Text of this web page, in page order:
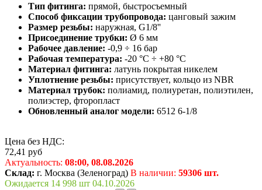
Тип фитинга: прямой, быстросъемный
Способ фиксации трубопровода: цанговый зажим
Размер резьбы: наружная, G1/8''
Присоединение трубки: Ø 6 мм
Рабочее давление: -0,9 ÷ 16 бар
Рабочая температура: -20 °C ÷ +80 °C
Материал фитинга: латунь покрытая никелем
Уплотнение резьбы: присутствует, кольцо из NBR
Материал трубок: полиамид, полиуретан, полиэтилен,
полиэстер, фторопласт
Обновленный аналог модели: 6512 6-1/8
Цена без НДС:
72,41 руб
Актуальность: 08:00, 08.08.2026
Склад: г. Москва (Зеленоград) В наличии: 59306 шт.
Ожидается 14 998 шт 04.10.2026